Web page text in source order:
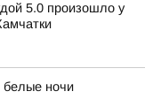
5.0 произошло у
белые ночи